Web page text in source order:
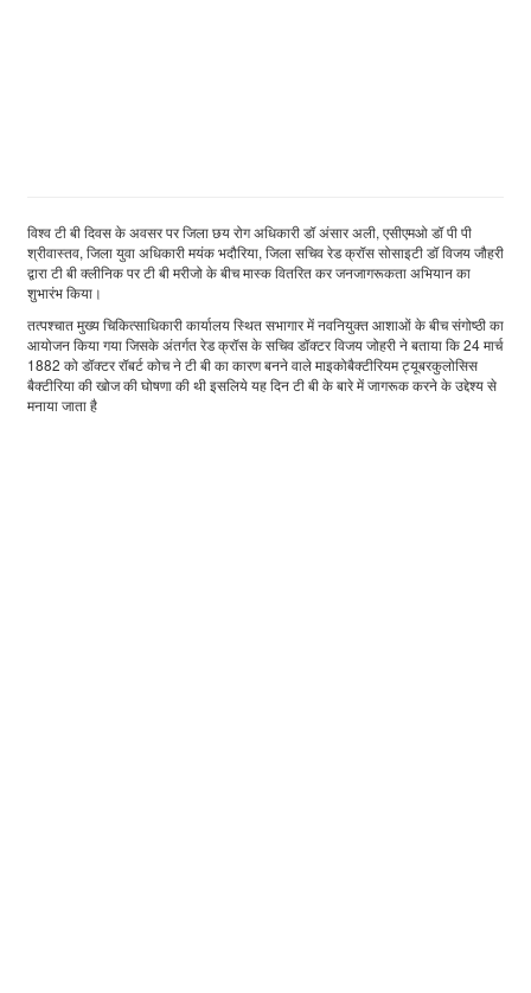
विश्व टी बी दिवस के अवसर पर जिला छय रोग अधिकारी डॉ अंसार अली, एसीएमओ डॉ पी पी
श्रीवास्तव, जिला युवा अधिकारी मयंक भदौरिया, जिला सचिव रेड क्रॉस सोसाइटी डॉ विजय जौहरी
द्वारा टी बी क्लीनिक पर टी बी मरीजो के बीच मास्क वितरित कर जनजागरूकता अभियान का
शुभारंभ किया।
तत्पश्चात मुख्य चिकित्साधिकारी कार्यालय स्थित सभागार में नवनियुक्त आशाओं के बीच संगोष्ठी का
आयोजन किया गया जिसके अंतर्गत रेड क्रॉस के सचिव डॉक्टर विजय जोहरी ने बताया कि 24 मार्च
1882 को डॉक्टर रॉबर्ट कोच ने टी बी का कारण बनने वाले माइकोबैक्टीरियम ट्यूबरकुलोसिस
बैक्टीरिया की खोज की घोषणा की थी इसलिये यह दिन टी बी के बारे में जागरूक करने के उद्देश्य से
मनाया जाता है